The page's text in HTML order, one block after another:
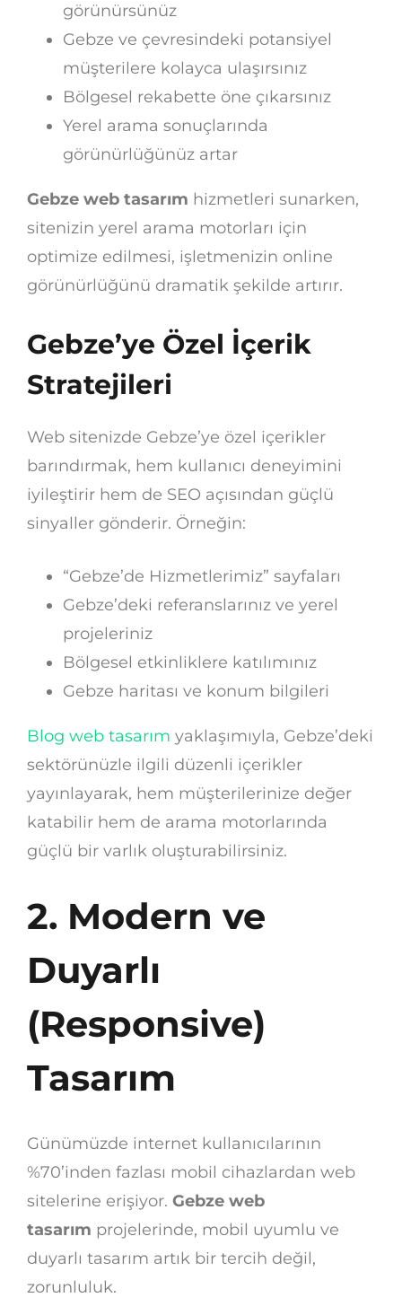
görünürsünüz
Gebze ve çevresindeki potansiyel
müşterilere kolayca ulaşırsınız
Bölgesel rekabette öne çıkarsınız
Yerel arama sonuçlarında
görünürlüğünüz artar
Gebze web tasarım hizmetleri sunarken,
sitenizin yerel arama motorları için
optimize edilmesi, işletmenizin online
görünürlüğünü dramatik şekilde artırır.
Gebze’ye Özel İçerik
Stratejileri
Web sitenizde Gebze’ye özel içerikler
barındırmak, hem kullanıcı deneyimini
iyileştirir hem de SEO açısından güçlü
sinyaller gönderir. Örneğin:
“Gebze’de Hizmetlerimiz” sayfaları
Gebze’deki referanslarınız ve yerel
projeleriniz
Bölgesel etkinliklere katılımınız
Gebze haritası ve konum bilgileri
Blog web tasarım yaklaşımıyla, Gebze’deki
sektörünüzle ilgili düzenli içerikler
yayınlayarak, hem müşterilerinize değer
katabilir hem de arama motorlarında
güçlü bir varlık oluşturabilirsiniz.
2. Modern ve
Duyarlı
(Responsive)
Tasarım
Günümüzde internet kullanıcılarının
%70’inden fazlası mobil cihazlardan web
sitelerine erişiyor. Gebze web
tasarım projelerinde, mobil uyumlu ve
duyarlı tasarım artık bir tercih değil,
zorunluluk.